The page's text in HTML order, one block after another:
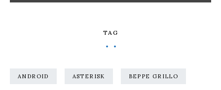
TAG
ANDROID ASTERISK BEPPE GRILLO